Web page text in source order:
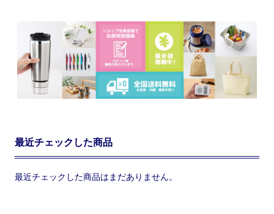
最近チェックした商品
最近チェックした商品はまだありません。